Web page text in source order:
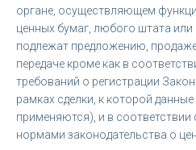
органе, осуществляющем
ценных бумаг, любого штата
подлежат предложению,
передаче кроме как в
требований о регистрации
рамках сделки, к которой
применяются), и в
нормами законодательства о